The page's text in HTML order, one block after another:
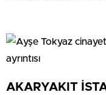
AKARYAKIT